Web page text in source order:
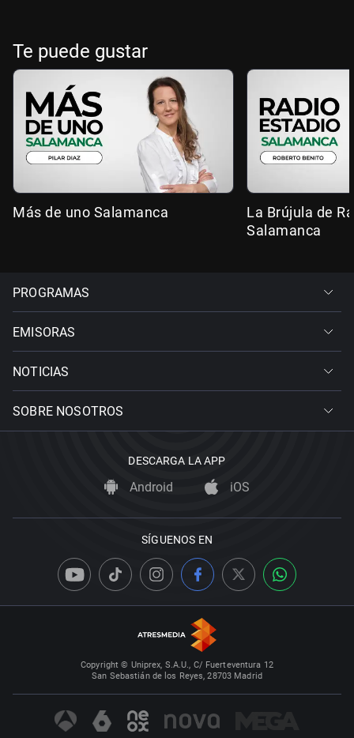
Te puede gustar
Más de uno Salamanca
La Brújula de
Salamanca
PROGRAMAS
EMISORAS
NOTICIAS
SOBRE NOSOTROS
DESCARGA LA APP
Android iOS
SÍGUENOS EN
Copyright © Uniprex, S.A.U., C/ Fuerteventura 12
San Sebastián de los Reyes, 28703 Madrid